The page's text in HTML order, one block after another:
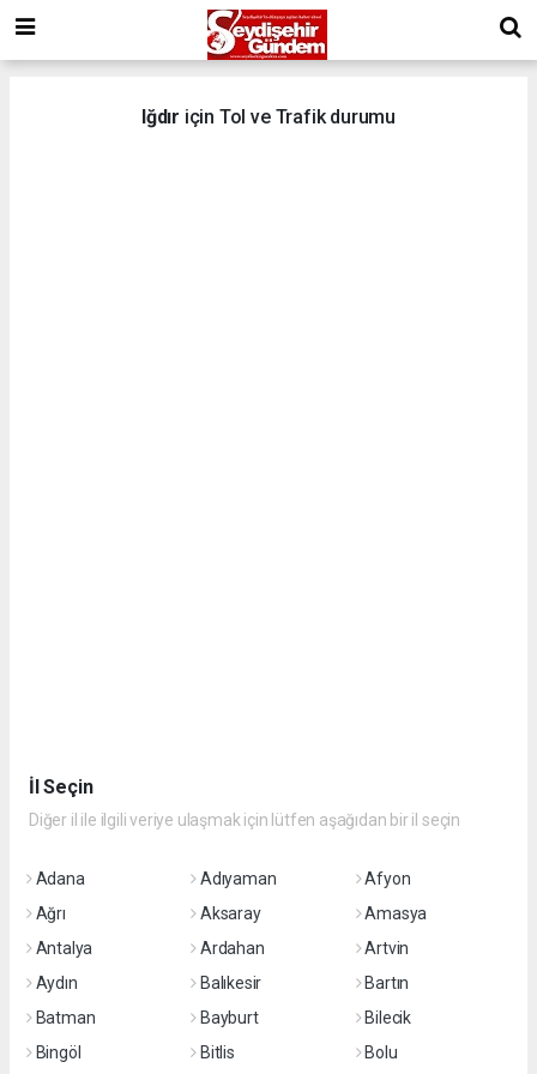
Iğdır için Tol ve Trafik durumu
İl Seçin
Diğer il ile ilgili veriye ulaşmak için lütfen aşağıdan bir il seçin
Adana Adıyaman
Afyon
Ağrı
Aksaray
Amasya
Antalya
Ardahan
Artvin
Aydın
Balıkesir
Bartın
Batman
Bayburt
Bilecik
Bingöl
Bitlis Bolu